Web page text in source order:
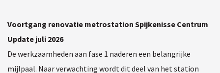
Voortgang renovatie metrostation Spijkenisse Centrum
Update juli 2026
De werkzaamheden aan fase 1 naderen een belangrijke
mijlpaal. Naar verwachting wordt dit deel van het station